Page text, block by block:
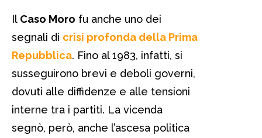
Il Caso Moro fu anche uno dei
segnali di crisi profonda della Prima
Repubblica. Fino al 1983, infatti, si
susseguirono brevi e deboli governi,
dovuti alle diffidenze e alle tensioni
interne tra i partiti. La vicenda
segnò, però, anche l’ascesa politica